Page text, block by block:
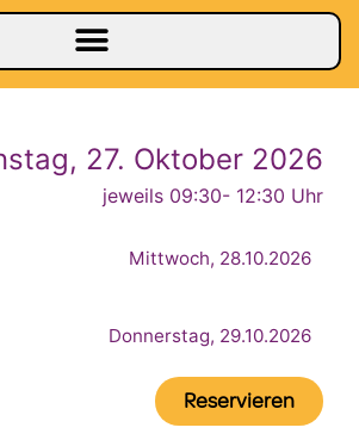
27. Oktober 2026
jeweils 09:30- 12:30 Uhr
Mittwoch, 28.10.2026
Donnerstag, 29.10.2026
Reservieren